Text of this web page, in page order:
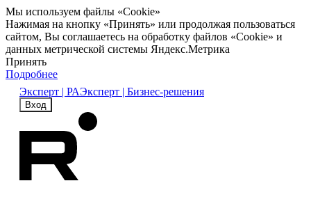
Мы используем файлы «Cookie»
Нажимая на кнопку «Принять» или продолжая пользоваться
сайтом, Вы соглашаетесь на обработку файлов «Cookie» и
данных метрической системы Яндекс.Метрика
Принять
Подробнее
Эксперт | РАЭксперт | Бизнес-решения
Вход